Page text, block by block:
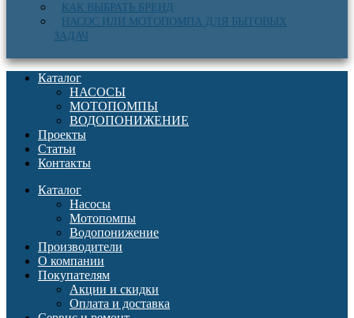
КАК ВЫБРАТЬ БРЕНД
НАСОС ИЛИ МОТОПОМПА ДЛЯ БЫТОВЫХ
ЗАДАЧ
Каталог
НАСОСЫ
МОТОПОМПЫ
ВОДОПОНИЖЕНИЕ
Проекты
Статьи
Контакты
Каталог
Насосы
Мотопомпы
Водопонижение
Производители
О компании
Покупателям
Акции и скидки
Оплата и доставка